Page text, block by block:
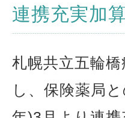
連携充実加
札幌共立五輪
し、保険薬局